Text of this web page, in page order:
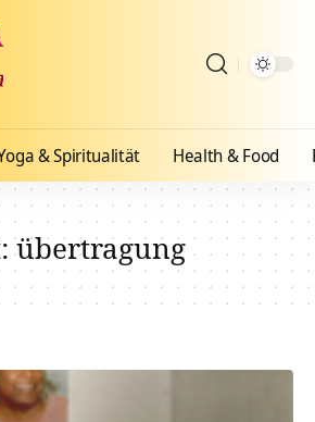
& Spiritualität Health & Food
übertragung